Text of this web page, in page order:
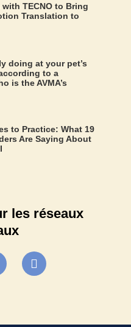
TECNO to Bring
Translation to
doing at your pet’s
to a
is the AVMA’s
to Practice: What 19
Are Saying About
les réseaux